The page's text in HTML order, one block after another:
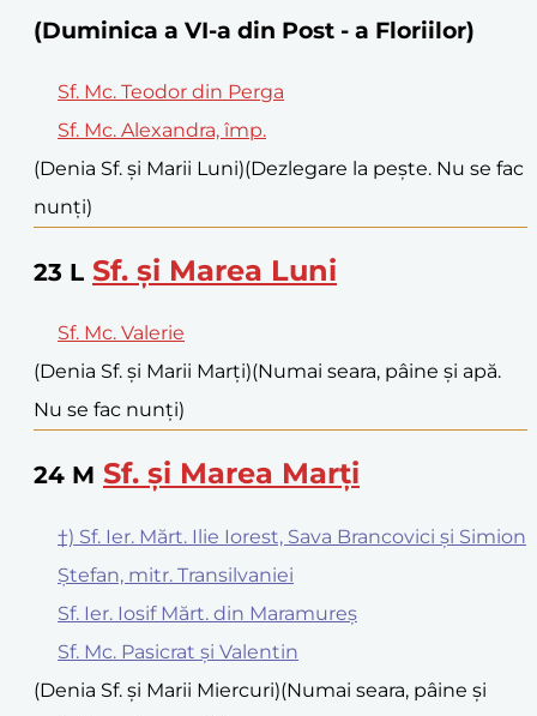
(Duminica a VI-a din Post - a Floriilor)
Sf. Mc. Teodor din Perga
Sf. Mc. Alexandra, împ.
(Denia Sf. și Marii Luni)(Dezlegare la pește. Nu se fac
nunți)
23 L Sf. și Marea Luni
Sf. Mc. Valerie
(Denia Sf. și Marii Marți)(Numai seara, pâine și apă.
Nu se fac nunți)
24 M Sf. și Marea Marți
†) Sf. Ier. Mărt. Ilie Iorest, Sava Brancovici și Simion
Ștefan, mitr. Transilvaniei
Sf. Ier. Iosif Mărt. din Maramureș
Sf. Mc. Pasicrat și Valentin
(Denia Sf. și Marii Miercuri)(Numai seara, pâine și